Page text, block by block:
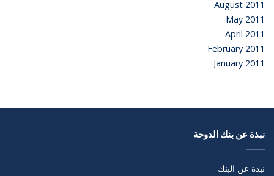
August 2011
May 2011
April 2011
February 2011
January 2011
نبذة عن بنك الدوحة
نبذة عن البنك